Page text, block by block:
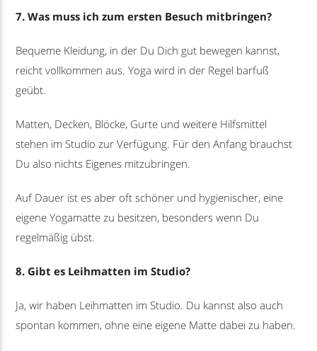
7. Was muss ich zum ersten Besuch mitbringen?
Bequeme Kleidung, in der Du Dich gut bewegen kannst,
reicht vollkommen aus. Yoga wird in der Regel barfuß
geübt.
Matten, Decken, Blöcke, Gurte und weitere Hilfsmittel
stehen im Studio zur Verfügung. Für den Anfang brauchst
Du also nichts Eigenes mitzubringen.
Auf Dauer ist es aber oft schöner und hygienischer, eine
eigene Yogamatte zu besitzen, besonders wenn Du
regelmäßig übst.
8. Gibt es Leihmatten im Studio?
Ja, wir haben Leihmatten im Studio. Du kannst also auch
spontan kommen, ohne eine eigene Matte dabei zu haben.